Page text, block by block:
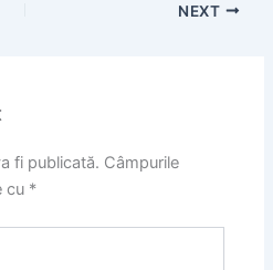
NEXT
fi publicată. Câmpurile
cu *